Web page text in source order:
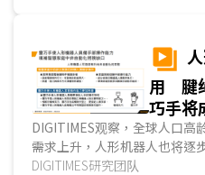
后续产业竞争也将从单一终端
景与全屋整合型AI Agent的分
服务系统。...
用 腱
巧手将
DIGITIMES观察，全球人口高
需求上升，人形机器人也将逐
于制造业与服务业场域，家用
DIGITIMES研究团队